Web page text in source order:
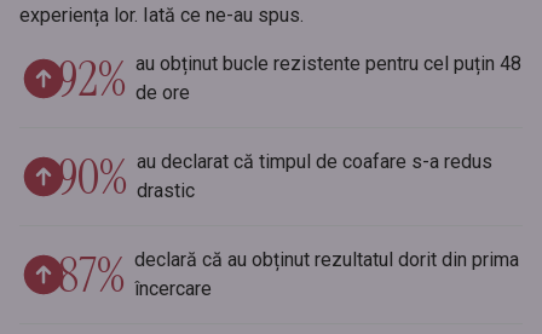
experiența lor. Iată ce ne-au spus.
92% au obținut bucle rezistente pentru cel puțin 48
de ore
90% au declarat că timpul de coafare s-a redus
drastic
87% declară că au obținut rezultatul dorit din prima
încercare